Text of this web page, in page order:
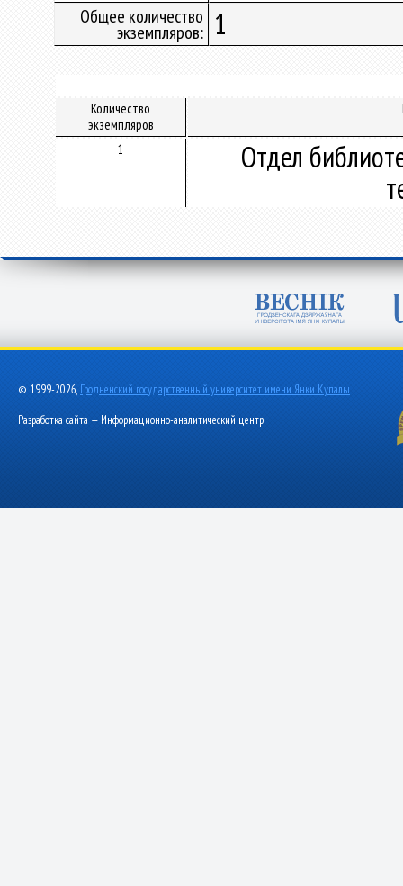
Общее количество
экземпляров: 1
Количество
экземпляров
1
Отдел
© 1999-2026, Гродненский государственный университет имени Янки Купалы
Разработка сайта — Информационно-аналитический центр